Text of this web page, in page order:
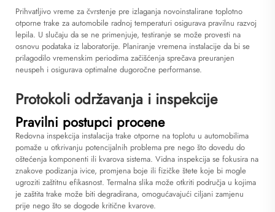
Prihvatljivo vreme za čvrstenje pre izlaganja novoinstalirane toplotno
otporne trake za automobile radnoj temperaturi osigurava pravilnu razvoj
lepila. U slučaju da se ne primenjuje, testiranje se može provesti na
osnovu podataka iz laboratorije. Planiranje vremena instalacije da bi se
prilagodilo vremenskim periodima začišćenja sprečava preuranjen
neuspeh i osigurava optimalne dugoročne performanse.
Protokoli održavanja i inspekcije
Pravilni postupci procene
Redovna inspekcija instalacija trake otporne na toplotu u automobilima
pomaže u otkrivanju potencijalnih problema pre nego što dovedu do
oštećenja komponenti ili kvarova sistema. Vidna inspekcija se fokusira na
znakove podizanja ivice, promjena boje ili fizičke štete koje bi mogle
ugroziti zaštitnu efikasnost. Termalna slika može otkriti područja u kojima
je zaštita trake može biti degradirana, omogućavajući ciljani zamjenu
prije nego što se dogode kritične kvarove.